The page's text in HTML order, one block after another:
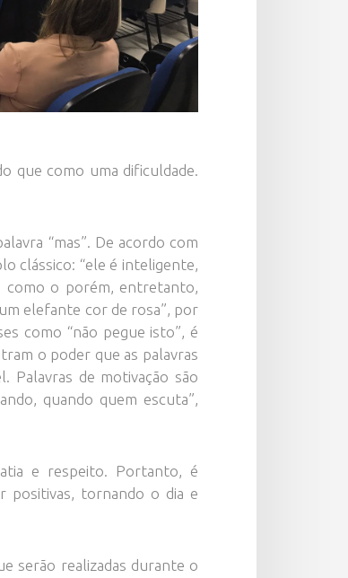
que como uma dificuldade.
“mas”. De acordo com
clássico: “ele é inteligente,
como o porém, entretanto,
elefante cor de rosa”, por
como “não pegue isto”, é
o poder que as palavras
Palavras de motivação são
quando quem escuta”,
e respeito. Portanto, é
positivas, tornando o dia e
serão realizadas durante o